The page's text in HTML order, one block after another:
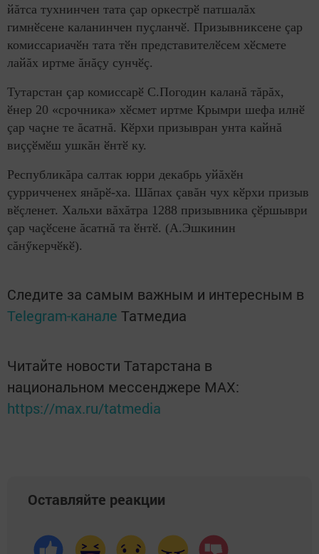
йăтса тухнинчен тата çар оркестрӗ патшалăх
гимнӗсене каланинчен пуçланчӗ. Призывниксене çар
комиссариачӗн тата тӗн представителӗсем хӗсмете
лайăх иртме ăнăçу сунчӗç.
Тутарстан çар комиссарӗ С.Погодин каланă тăрăх,
ӗнер 20 «срочника» хӗсмет иртме Крымри шефа илнӗ
çар чаçне те ăсатнă. Кӗрхи призывран унта кайнă
виççӗмӗш ушкăн ӗнтӗ ку.
Республикăра салтак юрри декабрь уйăхӗн
çурричченех янăрӗ-ха. Шăпах çавăн чух кӗрхи призыв
вӗçленет. Хальхи вăхăтра 1288 призывника çӗршыври
çар чаçӗсене ăсатнă та ӗнтӗ. (А.Эшкинин
сăнӳкерчӗкӗ).
Следите за самым важным и интересным в
Telegram-канале Татмедиа
Читайте новости Татарстана в
национальном мессенджере MАХ:
https://max.ru/tatmedia
Оставляйте реакции